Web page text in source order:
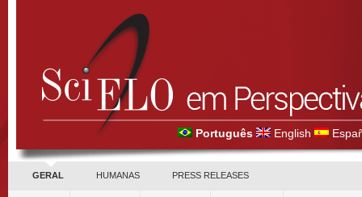
Português English
GERAL HUMANAS PRESS RELEASES